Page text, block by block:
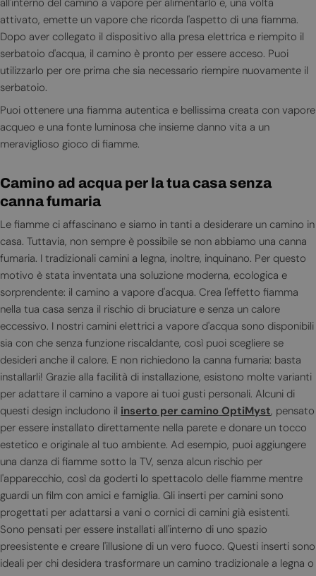
all'interno del camino a vapore per alimentarlo e, una volta
attivato, emette un vapore che ricorda l'aspetto di una fiamma.
Dopo aver collegato il dispositivo alla presa elettrica e riempito il
serbatoio d'acqua, il camino è pronto per essere acceso. Puoi
utilizzarlo per ore prima che sia necessario riempire nuovamente il
serbatoio.
Puoi ottenere una fiamma autentica e bellissima creata con vapore
acqueo e una fonte luminosa che insieme danno vita a un
meraviglioso gioco di fiamme.
Camino ad acqua per la tua casa senza
canna fumaria
Le fiamme ci affascinano e siamo in tanti a desiderare un camino in
casa. Tuttavia, non sempre è possibile se non abbiamo una canna
fumaria. I tradizionali camini a legna, inoltre, inquinano. Per questo
motivo è stata inventata una soluzione moderna, ecologica e
sorprendente: il camino a vapore d'acqua. Crea l'effetto fiamma
nella tua casa senza il rischio di bruciature e senza un calore
eccessivo. I nostri camini elettrici a vapore d'acqua sono disponibili
sia con che senza funzione riscaldante, così puoi scegliere se
desideri anche il calore. E non richiedono la canna fumaria: basta
installarli! Grazie alla facilità di installazione, esistono molte varianti
per adattare il camino a vapore ai tuoi gusti personali. Alcuni di
questi design includono il inserto per camino OptiMyst, pensato
per essere installato direttamente nella parete e donare un tocco
estetico e originale al tuo ambiente. Ad esempio, puoi aggiungere
una danza di fiamme sotto la TV, senza alcun rischio per
l'apparecchio, così da goderti lo spettacolo delle fiamme mentre
guardi un film con amici e famiglia. Gli inserti per camini sono
progettati per adattarsi a vani o cornici di camini già esistenti.
Sono pensati per essere installati all'interno di uno spazio
preesistente e creare l'illusione di un vero fuoco. Questi inserti sono
ideali per chi desidera trasformare un camino tradizionale a legna o